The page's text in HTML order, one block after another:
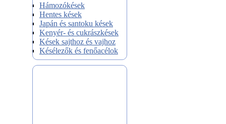
Hámozókések
Hentes kések
Japán és santoku kések
Kenyér- és cukrászkések
Kések sajthoz és vajhoz
Késélezők és fenőacélok